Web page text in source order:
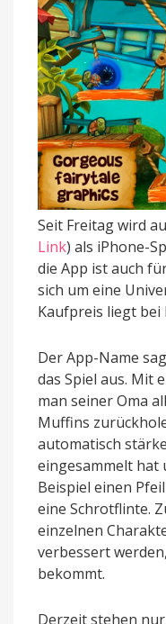
Seit Freitag wird
Link) als iPhone-
die App ist auch
sich um eine
Kaufpreis liegt bei
Der App-Name
das Spiel aus. Mit
man seiner Oma
Muffins
automatisch
eingesammelt hat
Beispiel einen
eine Schrotflinte.
einzelnen
verbessert
bekommt.
Derzeit stehen